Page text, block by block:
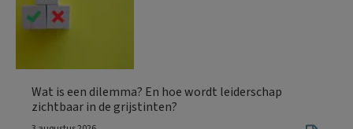
Wat is een dilemma? En hoe wordt leiderschap
zichtbaar in de grijstinten?